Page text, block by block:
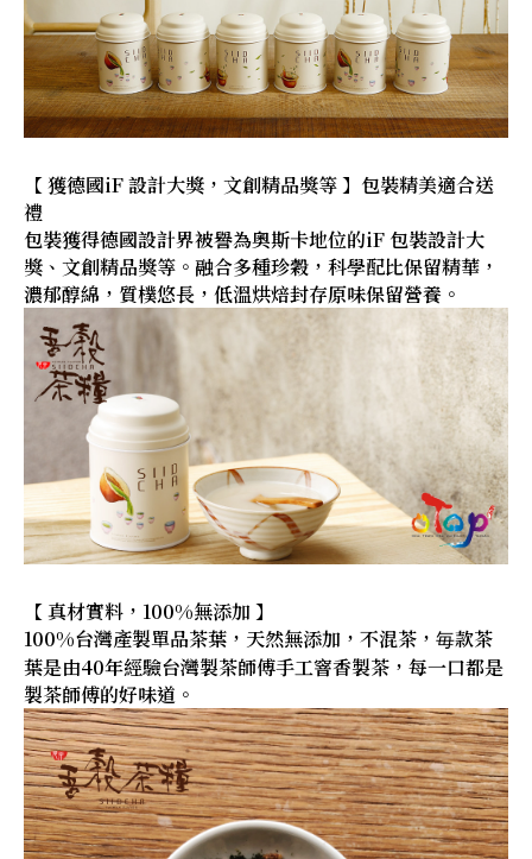
【 獲德國iF 設計大獎，文創精品獎等 】包裝精美適合送
禮
包裝獲得德國設計界被譽為奧斯卡地位的iF 包裝設計大
獎、文創精品獎等。融合多種珍穀，科學配比保留精華，
濃郁醇綿，質樸悠長，低溫烘焙封存原味保留營養。
【 真材實料，100%無添加 】
100%台灣產製單品茶葉，天然無添加，不混茶，毎款茶
葉是由40年經驗台灣製茶師傅手工窨香製茶，每一口都是
製茶師傅的好味道。